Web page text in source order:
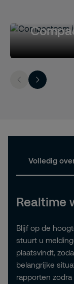
Volledig
Realtime
Blijf op de
stuurt u
plaatsvindt,
belangrijke
rapporten